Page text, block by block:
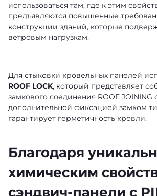
использоваться там, где к этим
предъявляются повышенные
конструкции зданий, которые
ветровым нагрузкам.
Для стыковки кровельных панелей
ROOF LOCK, который представляет
замкового соединения ROOF JOINING
дополнительной фиксацией замком
гарантирует герметичность кровли.
Благодаря
химическим
сэндвич-панели с